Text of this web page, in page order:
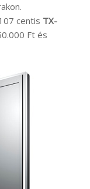
centis TX-
Ft és